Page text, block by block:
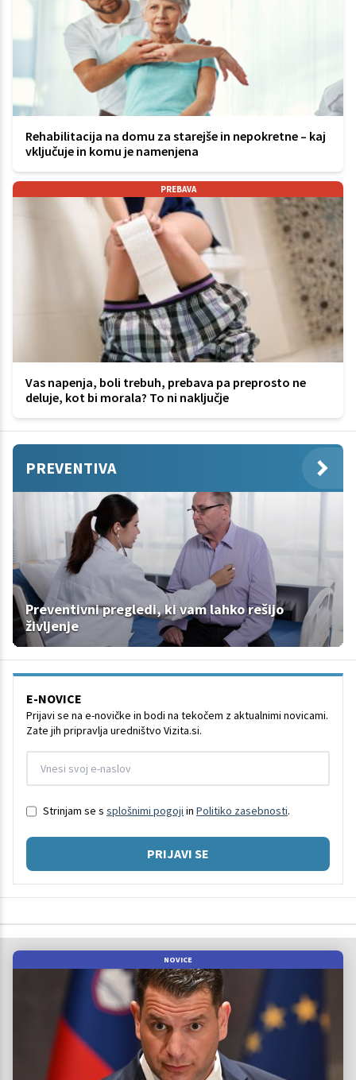
Rehabilitacija na domu za starejše in nepokretne – kaj
vključuje in komu je namenjena
PREBAVA
Vas napenja, boli trebuh, prebava pa preprosto ne
deluje, kot bi morala? To ni naključje
PREVENTIVA
Preventivni pregledi, ki vam lahko rešijo
življenje
E-NOVICE
Prijavi se na e-novičke in bodi na tekočem z aktualnimi novicami.
Zate jih pripravlja uredništvo Vizita.si.
Strinjam se s splošnimi pogoji in Politiko zasebnosti.
PRIJAVI SE
NOVICE